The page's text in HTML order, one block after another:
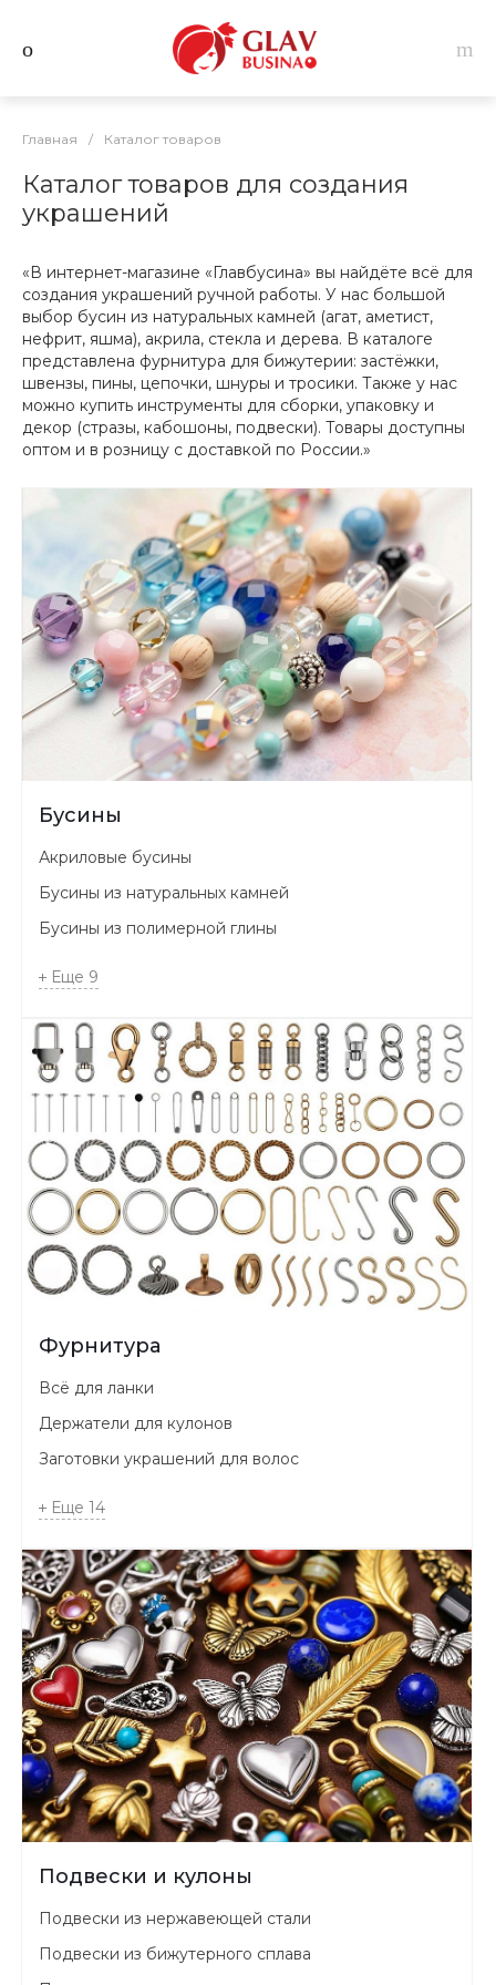
Главная / Каталог товаров
Каталог товаров для создания
украшений
«В интернет-магазине «Главбусина» вы найдёте всё для
создания украшений ручной работы. У нас большой
выбор бусин из натуральных камней (агат, аметист,
нефрит, яшма), акрила, стекла и дерева. В каталоге
представлена фурнитура для бижутерии: застёжки,
швензы, пины, цепочки, шнуры и тросики. Также у нас
можно купить инструменты для сборки, упаковку и
декор (стразы, кабошоны, подвески). Товары доступны
оптом и в розницу с доставкой по России.»
Бусины
Акриловые бусины
Бусины из натуральных камней
Бусины из полимерной глины
Еще 9
Фурнитура
Всё для ланки
Держатели для кулонов
Заготовки украшений для волос
Еще 14
Подвески и кулоны
Подвески из нержавеющей стали
Подвески из бижутерного сплава